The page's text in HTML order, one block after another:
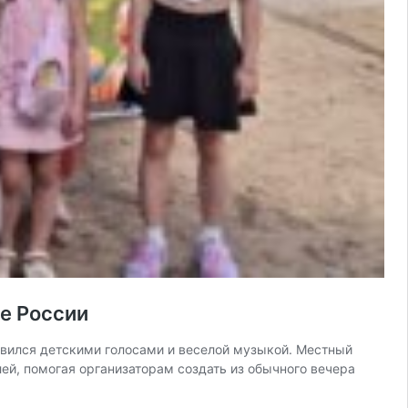
России
детскими голосами и веселой музыкой. Местный
помогая организаторам создать из обычного вечера